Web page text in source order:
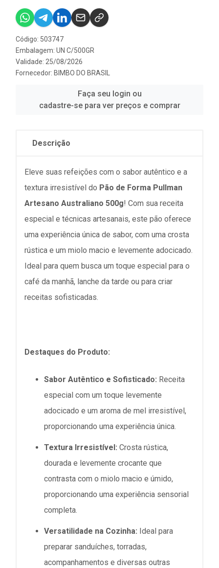
Código: 503747
Embalagem: UN C/500GR
Validade: 25/08/2026
Fornecedor: BIMBO DO BRASIL
Faça seu login ou
cadastre-se para ver preços e comprar
Descrição
Eleve suas refeições com o sabor autêntico e a
textura irresistível do Pão de Forma Pullman
Artesano Australiano 500g! Com sua receita
especial e técnicas artesanais, este pão oferece
uma experiência única de sabor, com uma crosta
rústica e um miolo macio e levemente adocicado.
Ideal para quem busca um toque especial para o
café da manhã, lanche da tarde ou para criar
receitas sofisticadas.
Destaques do Produto:
Sabor Autêntico e Sofisticado: Receita
especial com um toque levemente
adocicado e um aroma de mel irresistível,
proporcionando uma experiência única.
Textura Irresistível: Crosta rústica,
dourada e levemente crocante que
contrasta com o miolo macio e úmido,
proporcionando uma experiência sensorial
completa.
Versatilidade na Cozinha: Ideal para
preparar sanduíches, torradas,
acompanhamentos e diversas outras